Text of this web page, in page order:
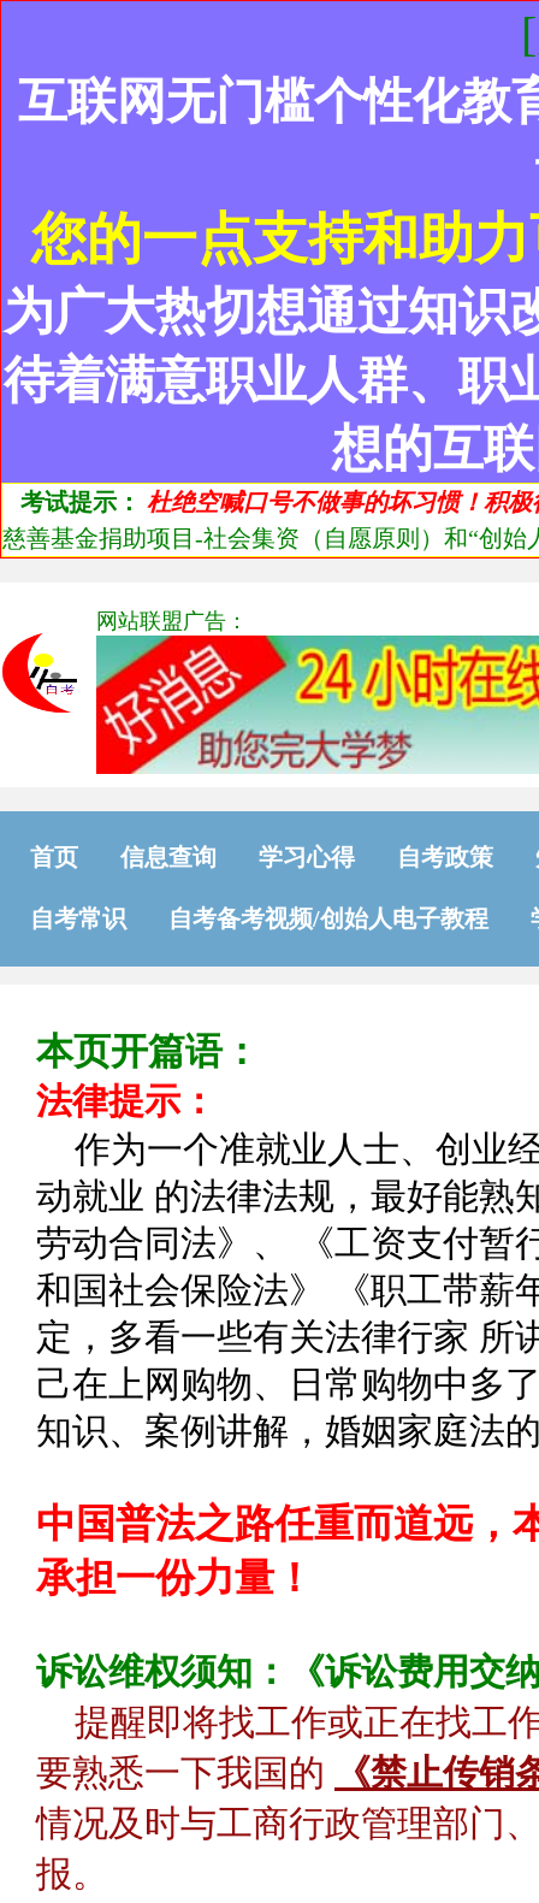
互联网无门槛个性化教
您的一点支持和助
为广大热切想通过知识
待着满意职业人群、职
想的互
考试提示： 杜绝空喊口号不做事的坏习惯！积
慈善基金捐助项目-社会集资（自愿原则）和“创
网站联盟广告：
首页 信息查询 学习心得 自考政策
自考常识 自考备考视频/创始人电子教程
本页开篇语：
法律提示：
作为一个准就业人士、创业
动就业 的法律法规，最好能熟
劳动合同法》、 《工资支付暂
和国社会保险法》 《职工带薪
定，多看一些有关法律行家 所
己在上网购物、日常购物中多
知识、案例讲解，婚姻家庭法
中国普法之路任重而道远，
承担一份力量！
诉讼维权须知：《诉讼费用交
提醒即将找工作或正在找工
要熟悉一下我国的
《禁止传销
情况及时与工商行政管理部门
报。